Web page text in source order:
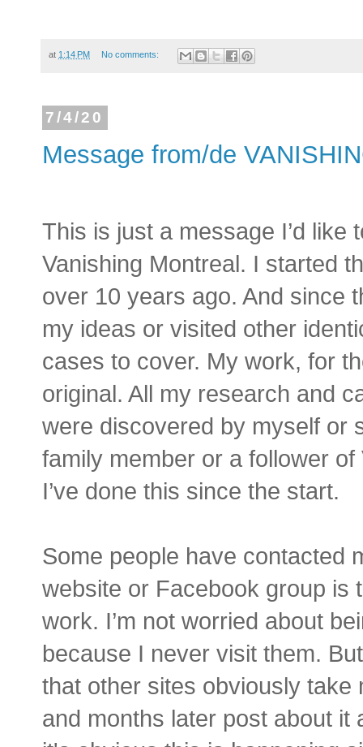
at 1:14 PM No comments:
7/4/20
Message from/de
This is just a message I’d like
Vanishing Montreal. I started
over 10 years ago. And since
my ideas or visited other
cases to cover. My work, for
original. All my research and
were discovered by myself or
family member or a follower
I’ve done this since the start.
Some people have contacted
website or Facebook group is
work. I’m not worried about
because I never visit them.
that other sites obviously
and months later post about it